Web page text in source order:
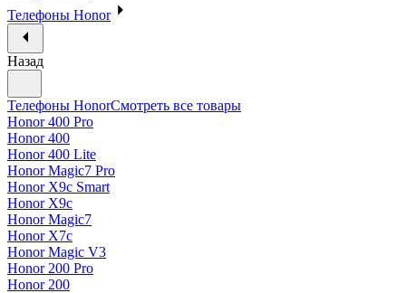
Телефоны Honor
Назад
Телефоны HonorСмотреть все товары
Honor 400 Pro
Honor 400
Honor 400 Lite
Honor Magic7 Pro
Honor X9c Smart
Honor X9c
Honor Magic7
Honor X7c
Honor Magic V3
Honor 200 Pro
Honor 200